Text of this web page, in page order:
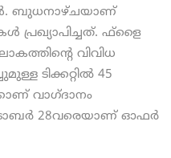
ബുധനാഴ്ചയാണ്
പ്രഖ്യാപിച്ചത്. ഫ്‌ളൈ
വിവിധ
ടിക്കറ്റില്‍ 45
വാഗ്ദാനം
28വരെയാണ് ഓഫര്‍